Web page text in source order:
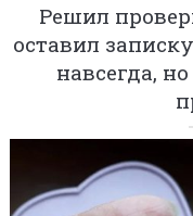
Решил
оставил
навсегда,